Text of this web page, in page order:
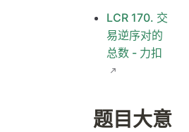
LCR 170. 交
易逆序对的
总数 - 力扣
题目大意